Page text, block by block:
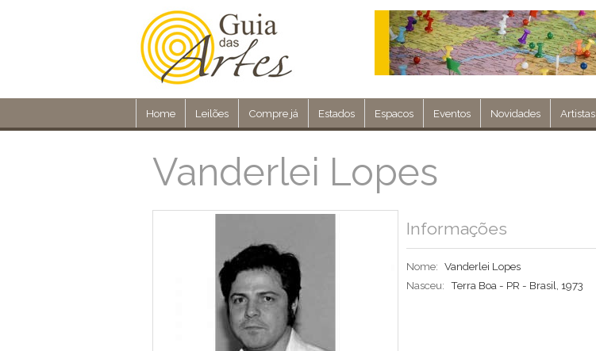
Home Leilões Compre já Estados Espacos Eventos Novidades Artistas
Vanderlei Lopes
Informações
Nome: Vanderlei Lopes
Nasceu: Terra Boa - PR - Brasil, 1973